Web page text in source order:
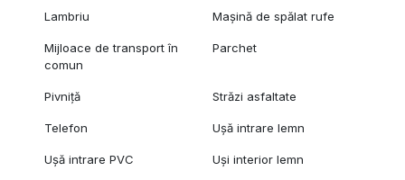
Lambriu Mașină de spălat rufe
Mijloace de transport în
comun
Parchet
Pivniță Străzi asfaltate
Telefon Ușă intrare lemn
Ușă intrare PVC Uși interior lemn